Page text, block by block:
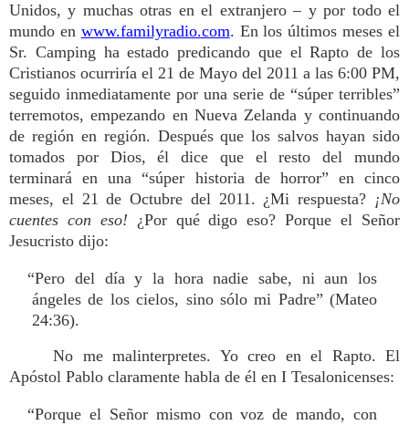
Unidos, y muchas otras en el extranjero – y por todo el
mundo en www.familyradio.com. En los últimos meses el
Sr. Camping ha estado predicando que el Rapto de los
Cristianos ocurriría el 21 de Mayo del 2011 a las 6:00 PM,
seguido inmediatamente por una serie de “súper terribles”
terremotos, empezando en Nueva Zelanda y continuando
de región en región. Después que los salvos hayan sido
tomados por Dios, él dice que el resto del mundo
terminará en una “súper historia de horror” en cinco
meses, el 21 de Octubre del 2011. ¿Mi respuesta? ¡No
cuentes con eso! ¿Por qué digo eso? Porque el Señor
Jesucristo dijo:
“Pero del día y la hora nadie sabe, ni aun los
ángeles de los cielos, sino sólo mi Padre” (Mateo
24:36).
No me malinterpretes. Yo creo en el Rapto. El
Apóstol Pablo claramente habla de él en I Tesalonicenses:
“Porque el Señor mismo con voz de mando, con